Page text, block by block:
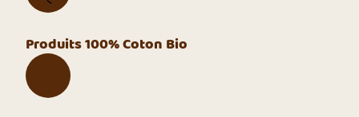
Produits 100% Coton Bio